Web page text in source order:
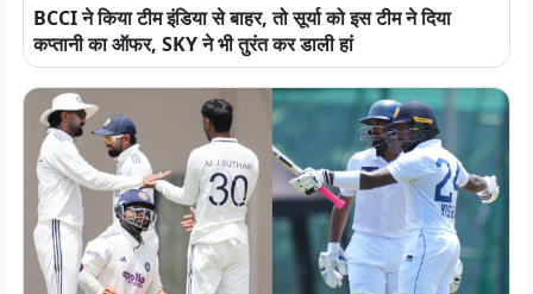
BCCI ने किया टीम इंडिया से बाहर, तो सूर्या को इस टीम ने दिया
कप्तानी का ऑफर, SKY ने भी तुरंत कर डाली हां